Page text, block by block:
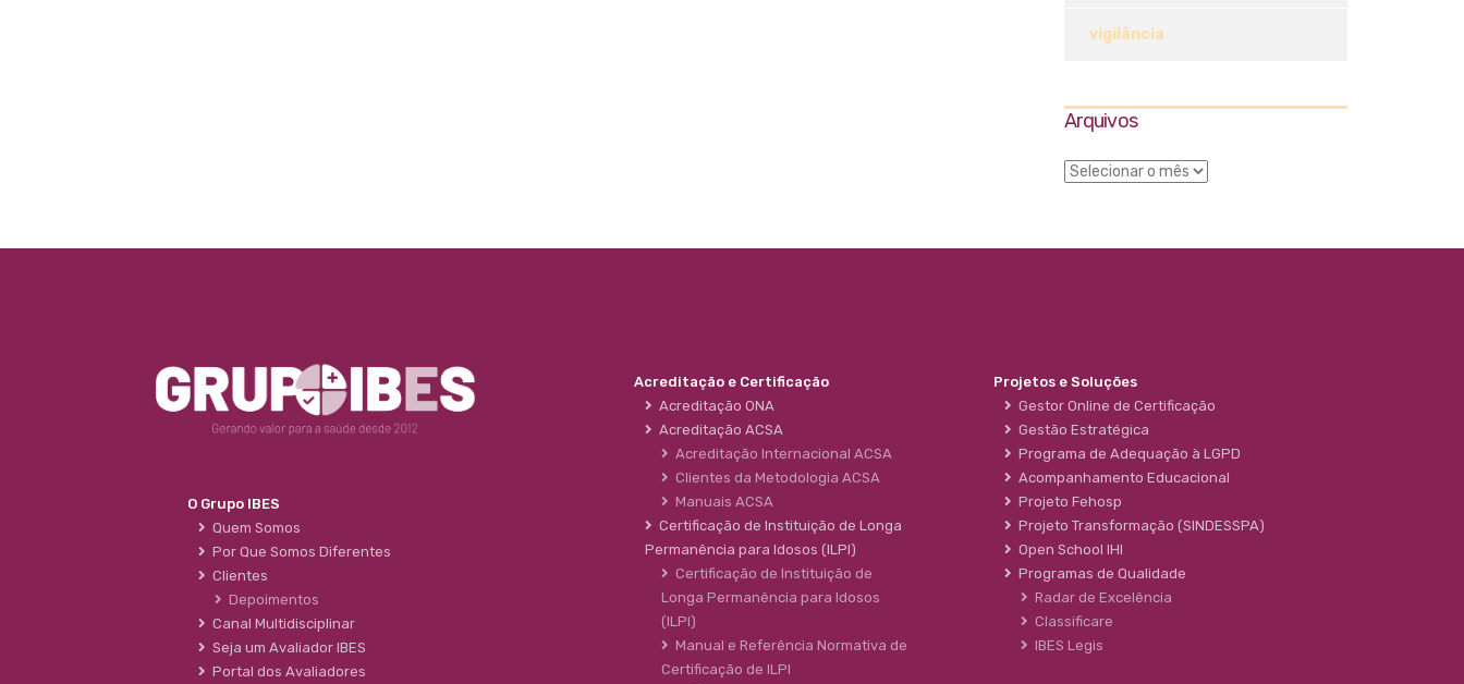
vigilância
Arquivos
O Grupo IBES
Quem Somos
Por Que Somos Diferentes
Clientes
Depoimentos
Canal Multidisciplinar
Seja um Avaliador IBES
Portal dos Avaliadores
Acreditação e Certificação
Acreditação ONA
Acreditação ACSA
Acreditação Internacional ACSA
Clientes da Metodologia ACSA
Manuais ACSA
Certificação de Instituição de Longa
Permanência para Idosos (ILPI)
Certificação de Instituição de
Longa Permanência para Idosos
(ILPI)
Manual e Referência Normativa de
Certificação de ILPI
Projetos e Soluções
Gestor Online de Certificação
Gestão Estratégica
Programa de Adequação à LGPD
Acompanhamento Educacional
Projeto Fehosp
Projeto Transformação (SINDESSPA)
Open School IHI
Programas de Qualidade
Radar de Excelência
Classificare
IBES Legis